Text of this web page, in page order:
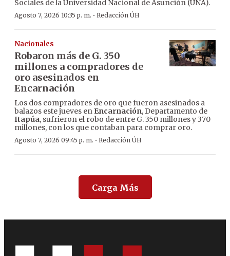
Sociales de la Universidad Nacional de Asunción (UNA).
Agosto 7, 2026 10:35 p. m. · Redacción ÚH
Nacionales
Robaron más de G. 350
millones a compradores de
oro asesinados en
Encarnación
Los dos compradores de oro que fueron asesinados a
balazos este jueves en Encarnación, Departamento de
Itapúa, sufrieron el robo de entre G. 350 millones y 370
millones, con los que contaban para comprar oro.
Agosto 7, 2026 09:45 p. m. · Redacción ÚH
Carga Más